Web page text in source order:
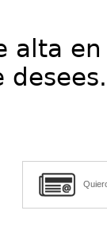
alta
desees.